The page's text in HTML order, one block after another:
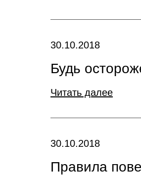
30.10.2018
Будь
Читать далее
30.10.2018
Правила